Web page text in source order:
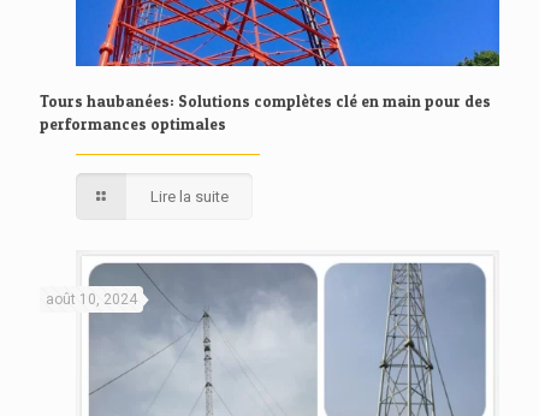
Tours haubanées: Solutions complètes clé en main pour des
performances optimales
Lire la suite
août 10, 2024